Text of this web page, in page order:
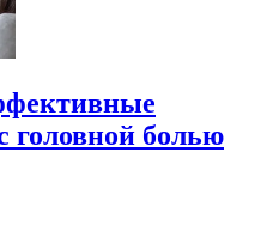
головной болью